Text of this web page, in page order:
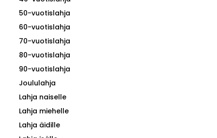
50-vuotislahja
60-vuotislahja
70-vuotislahja
80-vuotislahja
90-vuotislahja
Joululahja
Lahja naiselle
Lahja miehelle
Lahja äidille